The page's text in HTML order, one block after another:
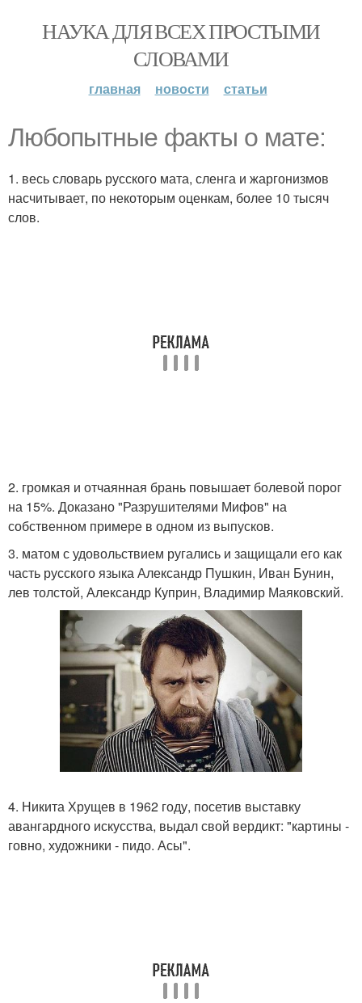
НАУКА ДЛЯ ВСЕХ ПРОСТЫМИ
СЛОВАМИ
главная новости статьи
Любопытные факты о мате:
1. весь словарь русского мата, сленга и жаргонизмов
насчитывает, по некоторым оценкам, более 10 тысяч
слов.
2. громкая и отчаянная брань повышает болевой порог
на 15%. Доказано "Разрушителями Мифов" на
собственном примере в одном из выпусков.
3. матом с удовольствием ругались и защищали его как
часть русского языка Александр Пушкин, Иван Бунин,
лев толстой, Александр Куприн, Владимир Маяковский.
4. Никита Хрущев в 1962 году, посетив выставку
авангардного искусства, выдал свой вердикт: "картины -
говно, художники - пидо. Асы".